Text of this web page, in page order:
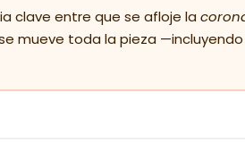
clave entre que se afloje la
mueve toda la pieza